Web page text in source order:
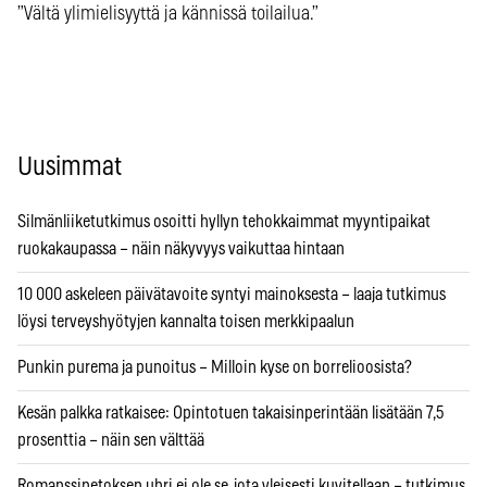
”Vältä ylimielisyyttä ja kännissä toilailua.”
Uusimmat
Silmänliiketutkimus osoitti hyllyn tehokkaimmat myyntipaikat
ruokakaupassa – näin näkyvyys vaikuttaa hintaan
10 000 askeleen päivätavoite syntyi mainoksesta – laaja tutkimus
löysi terveyshyötyjen kannalta toisen merkkipaalun
Punkin purema ja punoitus – Milloin kyse on borrelioosista?
Kesän palkka ratkaisee: Opintotuen takaisinperintään lisätään 7,5
prosenttia – näin sen välttää